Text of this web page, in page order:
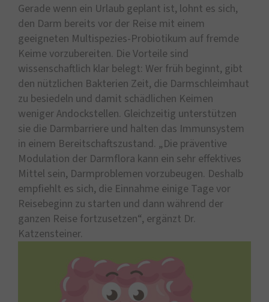
Gerade wenn ein Urlaub geplant ist, lohnt es sich,
den Darm bereits vor der Reise mit einem
geeigneten Multispezies-Probiotikum auf fremde
Keime vorzubereiten. Die Vorteile sind
wissenschaftlich klar belegt: Wer früh beginnt, gibt
den nützlichen Bakterien Zeit, die Darmschleimhaut
zu besiedeln und damit schädlichen Keimen
weniger Andockstellen. Gleichzeitig unterstützen
sie die Darmbarriere und halten das Immunsystem
in einem Bereitschaftszustand. „Die präventive
Modulation der Darmflora kann ein sehr effektives
Mittel sein, Darmproblemen vorzubeugen. Deshalb
empfiehlt es sich, die Einnahme einige Tage vor
Reisebeginn zu starten und dann während der
ganzen Reise fortzusetzen“, ergänzt Dr.
Katzensteiner.